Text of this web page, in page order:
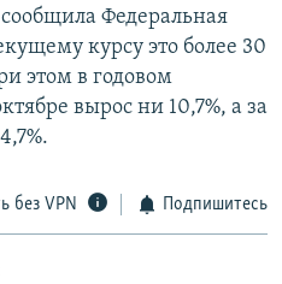
Федеральная
курсу это более 30
этом в годовом
вырос ни 10,7%, а за
без VPN Подпишитесь